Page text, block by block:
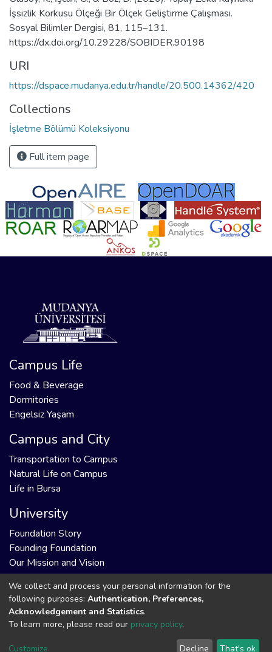
İşsizlik Korkusu Ölçeği Bir Ölçek Geliştirme Çalışması.
Sosyal Bilimler Dergisi, 81, 115–131.
https://dx.doi.org/10.29228/SOBIDER.90198
URI
https://dspace.mudanya.edu.tr/handle/20.500.14362/420
Collections
İşletme Bölümü Koleksiyonu
Full item page
Campus Life
Food & Beverage
Dormitories
Engelsiz Yaşam
Campus and City
Transportation to Campus
Natural Life on Campus
Life in Bursa
University
Foundation Story
Founding Foundation
Our Mission and Vision
DSpace software copyright © 2002-2026
Cookie End User Send
We collect and process your personal information for the
following purposes: Authentication, Preferences,
Acknowledgement and Statistics.
To learn more, please read our privacy policy.
Customize Decline That's ok